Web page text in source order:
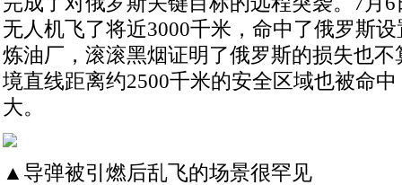
无人机飞了将近3000千米，命中了俄罗斯
炼油厂，滚滚黑烟证明了俄罗斯的损失也
境直线距离约2500千米的安全区域也被命
大。
▲导弹被引燃后乱飞的场景很罕见